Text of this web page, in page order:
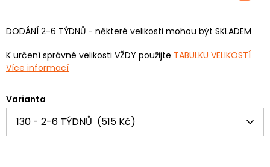
DODÁNÍ 2-6 TÝDNŮ - některé velikosti mohou být SKLADEM
K určení správné velikosti VŽDY použijte TABULKU VELIKOSTÍ
Více informací
Varianta